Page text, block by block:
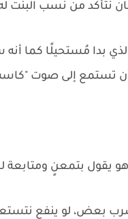
نتأكد من نسب البنت
بدا مُستحيلًا كما أنه
تستمع إلى صوت
يقول بتمعنٍ
بعض، لو ينفع